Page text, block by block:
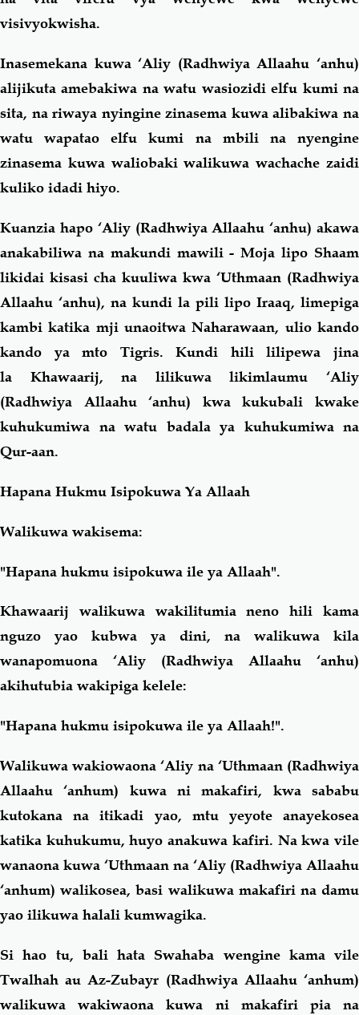
visivyokwisha.
Inasemekana kuwa ‘Aliy (Radhwiya Allaahu ‘anhu)
alijikuta amebakiwa na watu wasiozidi elfu kumi na
sita, na riwaya nyingine zinasema kuwa alibakiwa na
watu wapatao elfu kumi na mbili na nyengine
zinasema kuwa waliobaki walikuwa wachache zaidi
kuliko idadi hiyo.
Kuanzia hapo ‘Aliy (Radhwiya Allaahu ‘anhu) akawa
anakabiliwa na makundi mawili - Moja lipo Shaam
likidai kisasi cha kuuliwa kwa ‘Uthmaan (Radhwiya
Allaahu ‘anhu), na kundi la pili lipo Iraaq, limepiga
kambi katika mji unaoitwa Naharawaan, ulio kando
kando ya mto Tigris. Kundi hili lilipewa jina
la Khawaarij, na lilikuwa likimlaumu ‘Aliy
(Radhwiya Allaahu ‘anhu) kwa kukubali kwake
kuhukumiwa na watu badala ya kuhukumiwa na
Qur-aan.
Hapana Hukmu Isipokuwa Ya Allaah
Walikuwa wakisema:
"Hapana hukmu isipokuwa ile ya Allaah".
Khawaarij walikuwa wakilitumia neno hili kama
nguzo yao kubwa ya dini, na walikuwa kila
wanapomuona ‘Aliy (Radhwiya Allaahu ‘anhu)
akihutubia wakipiga kelele:
"Hapana hukmu isipokuwa ile ya Allaah!".
Walikuwa wakiowaona ‘Aliy na ‘Uthmaan (Radhwiya
Allaahu ‘anhum) kuwa ni makafiri, kwa sababu
kutokana na itikadi yao, mtu yeyote anayekosea
katika kuhukumu, huyo anakuwa kafiri. Na kwa vile
wanaona kuwa ‘Uthmaan na ‘Aliy (Radhwiya Allaahu
‘anhum) walikosea, basi walikuwa makafiri na damu
yao ilikuwa halali kumwagika.
Si hao tu, bali hata Swahaba wengine kama vile
Twalhah au Az-Zubayr (Radhwiya Allaahu ‘anhum)
walikuwa wakiwaona kuwa ni makafiri pia na